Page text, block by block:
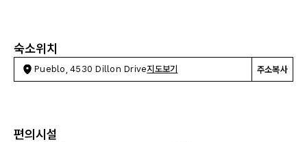
숙소위치
Pueblo, 4530 Dillon Drive지도보기 주소복사
편의시설